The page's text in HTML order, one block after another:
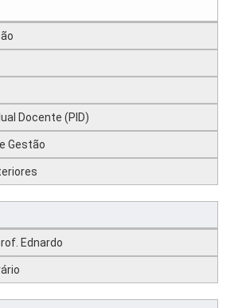
Docente (PID)
Gestão
Ednardo